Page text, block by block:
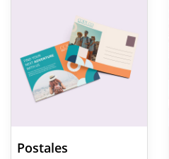
Postales